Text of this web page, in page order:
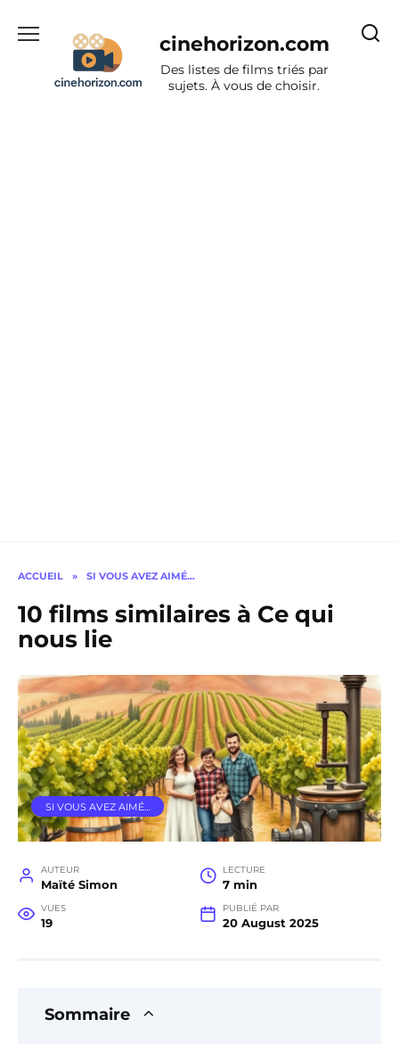
cinehorizon.com
Des listes de films triés par
sujets. À vous de choisir.
ACCUEIL » SI VOUS AVEZ AIMÉ…
10 films similaires à Ce qui
nous lie
SI VOUS AVEZ AIMÉ…
AUTEUR
Maïté Simon
LECTURE
7 min
VUES
19
PUBLIÉ PAR
20 August 2025
Sommaire